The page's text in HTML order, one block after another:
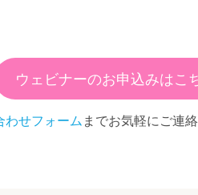
ウェビナーのお申込みはこ
わせフォームまでお気軽にご連